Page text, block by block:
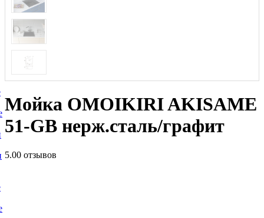
Мойка OMOIKIRI AKISAME
51-GB нерж.сталь/графит
5.00 отзывов